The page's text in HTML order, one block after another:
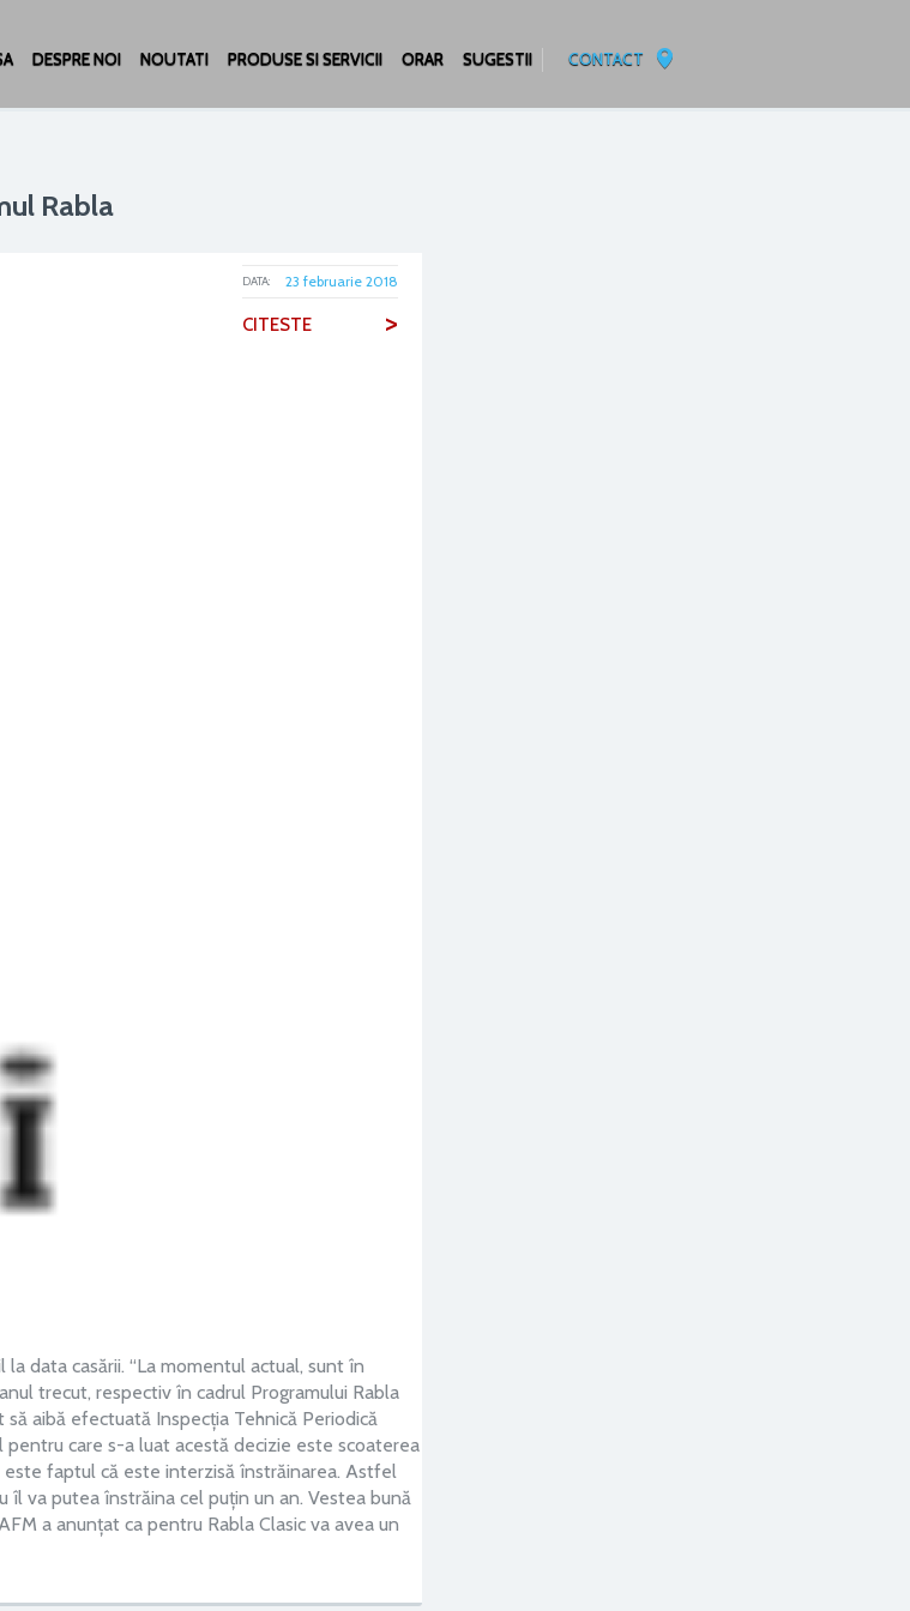
DESPRE NOI NOUTATI PRODUSE SI SERVICII ORAR SUGESTII CONTACT
Rabla
DATA: 23 februarie 2018
CITESTE >
data casării. “La momentul actual, sunt în
trecut, respectiv în cadrul Programului Rabla
aibă efectuată Inspecția Tehnică Periodică
pentru care s-a luat acestă decizie este scoaterea
faptul că este interzisă înstrăinarea. Astfel
îl va putea înstrăina cel puțin un an. Vestea bună
a anunțat ca pentru Rabla Clasic va avea un